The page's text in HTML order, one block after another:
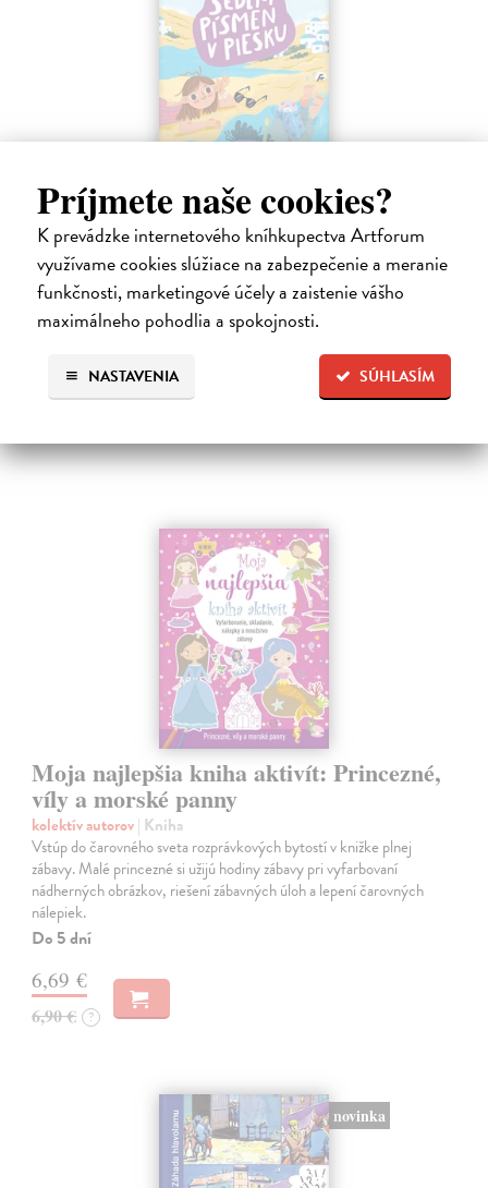
Príjmete naše cookies?
K prevádzke internetového kníhkupectva Artforum
využívame cookies slúžiace na zabezpečenie a meranie
funkčnosti, marketingové účely a zaistenie vášho
maximálneho pohodlia a spokojnosti.
SÚHLASÍM
NASTAVENIA
Sedem písmen v piesku
Hlušíková Marta| Kniha
Dovolenka na Kréte je niekedy plná prekvapení. Súrodenci Noro a
Anabela pri mori spoznávajú svojráznych Chrtovcov, natrafia na
usušenú jaštericu, zaujmú ich Uwe a Hans, ktorí sú takmer celé dni
zahrabaní…
14,20 €
Moja najlepšia kniha aktivít: Princezné,
víly a morské panny
kolektív autorov| Kniha
Vstúp do čarovného sveta rozprávkových bytostí v knižke plnej
zábavy. Malé princezné si užijú hodiny zábavy pri vyfarbovaní
nádherných obrázkov, riešení zábavných úloh a lepení čarovných
nálepiek.
Do 5 dní
6,69 €
6,90 € ?
novinka